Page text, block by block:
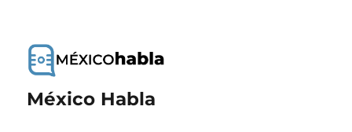
México Habla